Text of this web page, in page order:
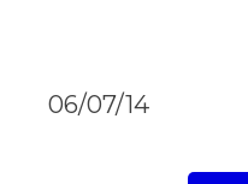
06/07/14